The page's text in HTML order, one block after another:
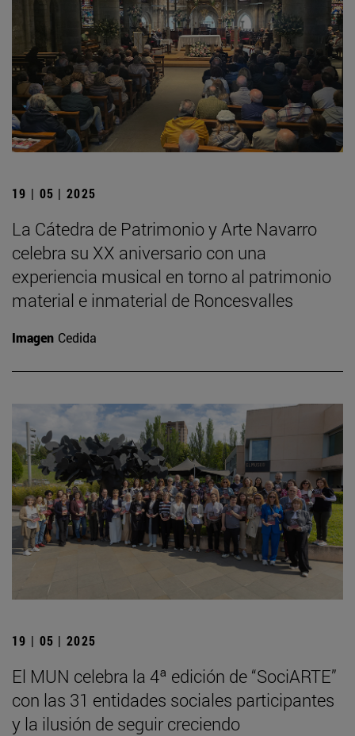
19 | 05 | 2025
La Cátedra de Patrimonio y Arte Navarro
celebra su XX aniversario con una
experiencia musical en torno al patrimonio
material e inmaterial de Roncesvalles
Imagen Cedida
19 | 05 | 2025
El MUN celebra la 4ª edición de “SociARTE”
con las 31 entidades sociales participantes
y la ilusión de seguir creciendo